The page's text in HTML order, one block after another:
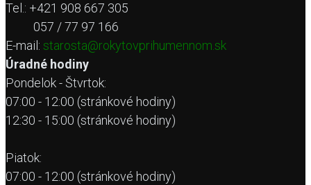
Tel.: +421 908 667 305
057 / 77 97 166
E-mail: starosta@rokytovprihumennom.sk
Úradné hodiny
Pondelok - Štvrtok:
07:00 - 12:00 (stránkové hodiny)
12:30 - 15:00 (stránkové hodiny)
Piatok:
07:00 - 12:00 (stránkové hodiny)